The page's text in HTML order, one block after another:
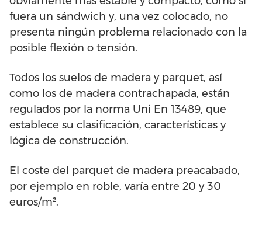
fuera un sándwich y, una vez colocado, no
presenta ningún problema relacionado con la
posible flexión o tensión.
Todos los suelos de madera y parquet, así
como los de madera contrachapada, están
regulados por la norma Uni En 13489, que
establece su clasificación, características y
lógica de construcción.
El coste del parquet de madera preacabado,
por ejemplo en roble, varía entre 20 y 30
euros/m².